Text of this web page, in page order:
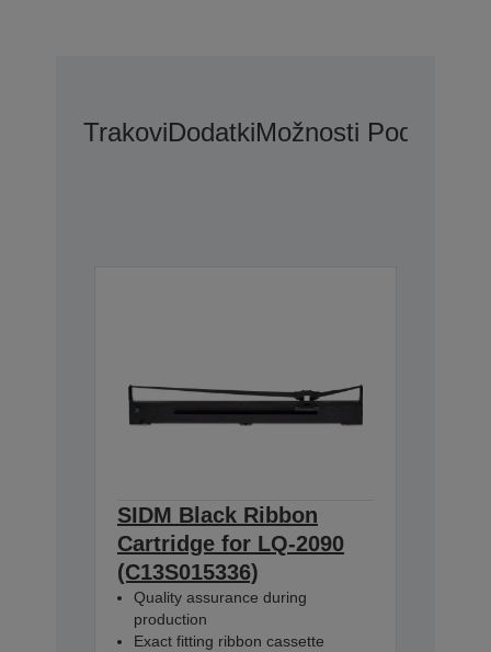
TrakoviDodatkiMožnosti
SIDM Black Ribbon
Cartridge for LQ-2090
(C13S015336)
Quality assurance during
production
Exact fitting ribbon cassette